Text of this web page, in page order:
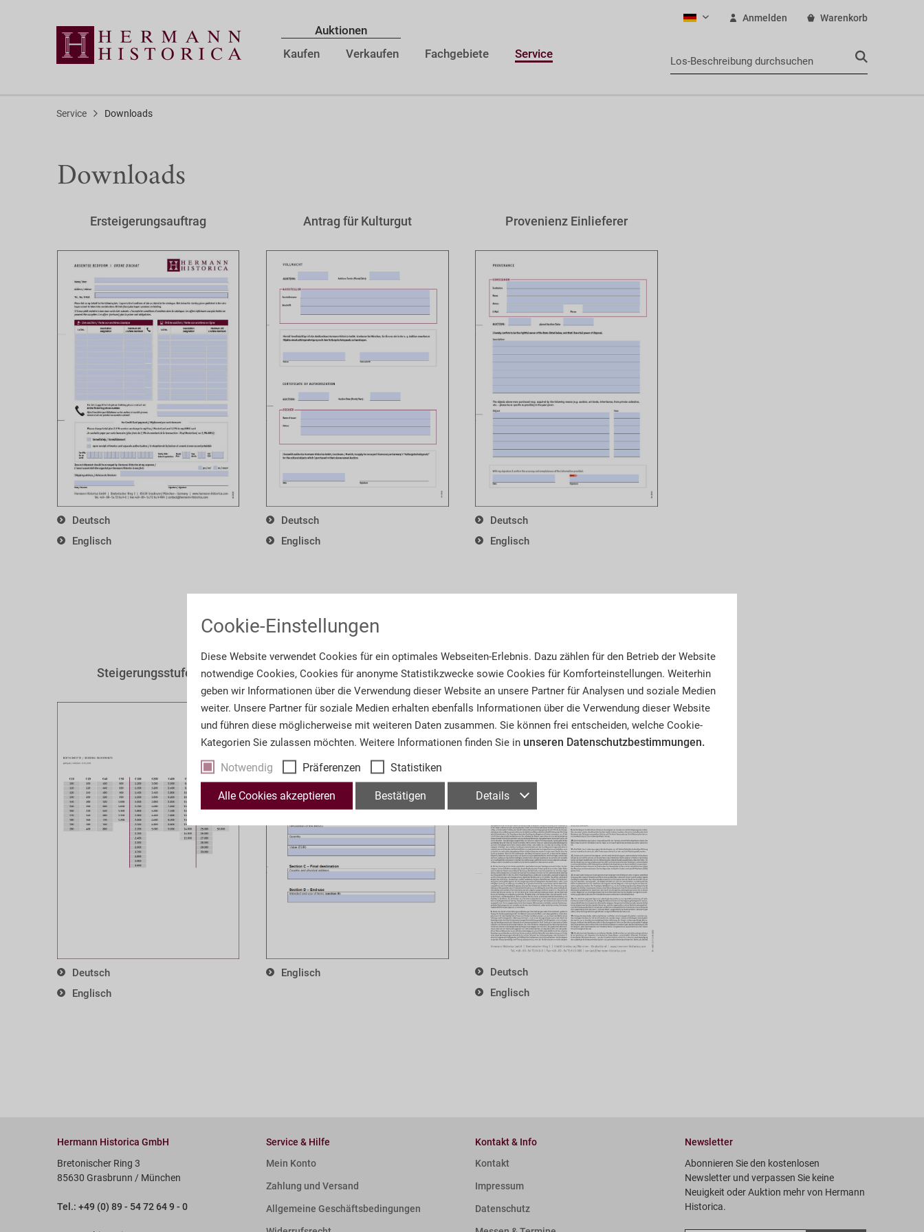
Auktionen
Kaufen
Verkaufen Fachgebiete Service
Deutsch Anmelden Warenkorb
Service Downloads
Downloads
Ersteigerungsauftrag
Deutsch
Englisch
Antrag für Kulturgut
Deutsch
Englisch
Provenienz Einlieferer
Deutsch
Englisch
Steigerungsstufen
Deutsch
Englisch
End Use Certificate Form
Englisch
AGBs
Deutsch
Englisch
Hermann Historica GmbH
Bretonischer Ring 3
85630 Grasbrunn / München
Tel.: +49 (0) 89 - 54 72 64 9 - 0
Service & Hilfe
Mein Konto
Zahlung und Versand
Allgemeine Geschäftsbedingungen
Kontakt & Info
Kontakt
Impressum
Datenschutz
Newsletter
Abonnieren Sie den kostenlosen
Newsletter und verpassen Sie keine
Neuigkeit oder Auktion mehr von Hermann
Historica.
Cookie-Einstellungen
Diese Website verwendet Cookies für ein optimales Webseiten-Erlebnis. Dazu zählen für den Betrieb der Website
notwendige Cookies, Cookies für anonyme Statistikzwecke sowie Cookies für Komforteinstellungen. Weiterhin
geben wir Informationen über die Verwendung dieser Website an unsere Partner für Analysen und soziale Medien
weiter. Unsere Partner für soziale Medien erhalten ebenfalls Informationen über die Verwendung dieser Website
und führen diese möglicherweise mit weiteren Daten zusammen. Sie können frei entscheiden, welche Cookie-
Kategorien Sie zulassen möchten. Weitere Informationen finden Sie in unseren Datenschutzbestimmungen.
Notwendig
Präferenzen Statistiken
Alle Cookies akzeptieren Bestätigen Details